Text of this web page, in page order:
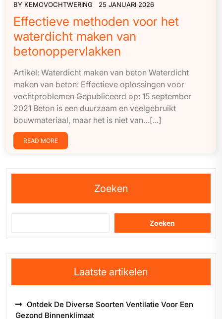
BY KEMOVOCHTWERING 25 JANUARI 2026
Effectieve methoden voor het
waterdicht maken van
betonoppervlakken
Artikel: Waterdicht maken van beton Waterdicht
maken van beton: Effectieve oplossingen voor
vochtproblemen Gepubliceerd op: 15 september
2021 Beton is een duurzaam en veelgebruikt
bouwmateriaal, maar het is niet van…[...]
READ MORE
Zoeken
Zoeken
Laatste artikelen
Ontdek De Diverse Soorten Ventilatie Voor Een
Gezond Binnenklimaat